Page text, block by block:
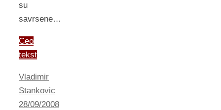
su
savrsene…
Ceo
tekst
Vladimir
Stankovic
28/09/2008